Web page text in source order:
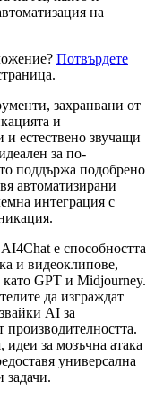
на
Потвърдете
захранвани от
и
и естествено звучащи
за по-
поддържа подобрено
автоматизирани
интеграция с
е способността
и видеоклипове,
GPT и Midjourney.
да изграждат
AI за
за мозъчна атака
универсална
задачи.